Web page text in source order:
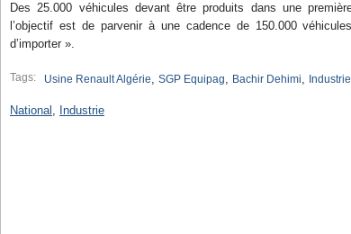
Des 25.000 véhicules devant être produits dans une
l’objectif est de parvenir à une cadence de 150.000
d’importer ».
Tags: Usine Renault Algérie, SGP Equipag, Bachir Dehimi,
National , Industrie